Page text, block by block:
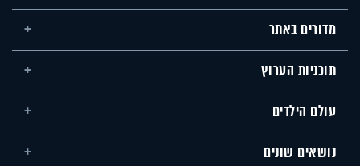
מדורים באתר
תוכניות הערוץ
עולם הילדים
נושאים שונים